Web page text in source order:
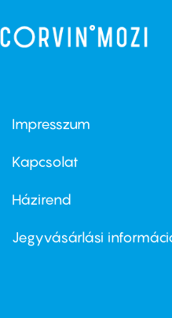
Footer
first
Impresszum
Kapcsolat
Footer
second
Házirend
Jegyvásárlási